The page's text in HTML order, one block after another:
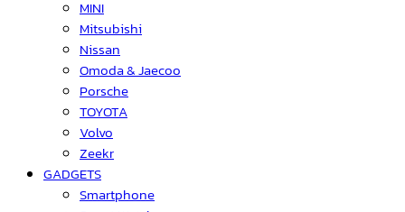
MINI
Mitsubishi
Nissan
Omoda & Jaecoo
Porsche
TOYOTA
Volvo
Zeekr
GADGETS
Smartphone